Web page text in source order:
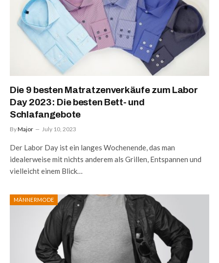
Die 9 besten Matratzenverkäufe zum Labor
Day 2023: Die besten Bett- und
Schlafangebote
ByMajor July 10, 2023
Der Labor Day ist ein langes Wochenende, das man
idealerweise mit nichts anderem als Grillen, Entspannen und
vielleicht einem Blick…
MÄNNERMODE